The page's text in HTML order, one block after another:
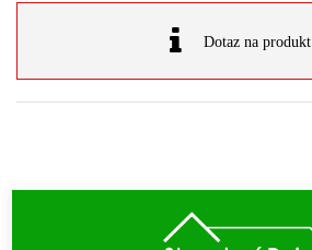
Dotaz na produkt